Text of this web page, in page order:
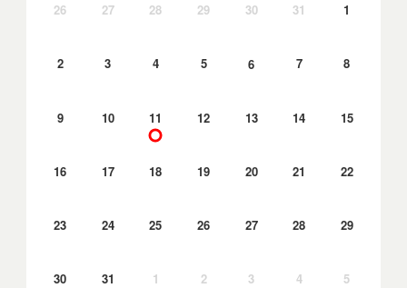
26 27 28 29 30 31 1
2 3 4 5 6 7 8
9 10 11 12 13 14 15
16 17 18 19 20 21 22
23 24 25 26 27 28 29
30 31 1 2 3 4 5